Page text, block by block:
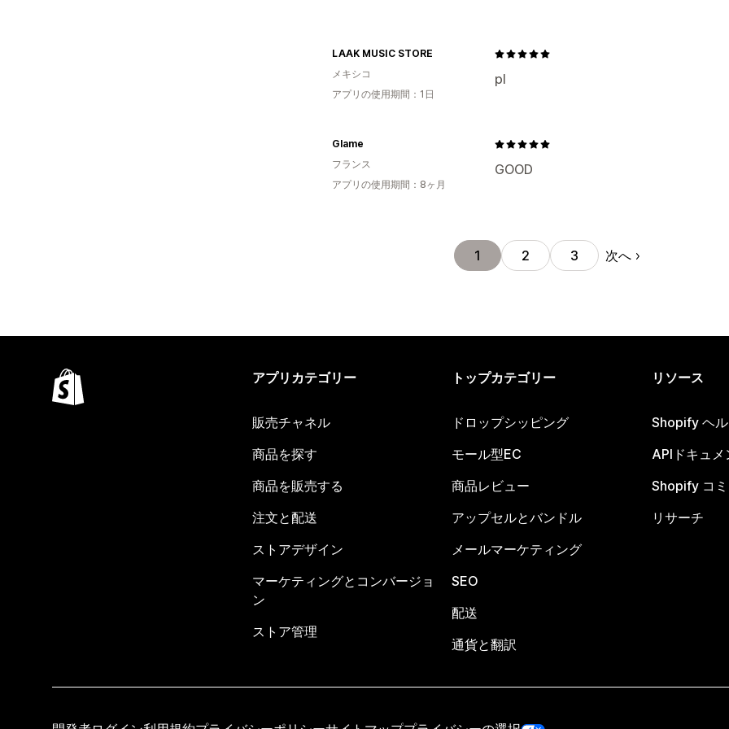
pl
LAAK MUSIC STORE
メキシコ
アプリの使用期間：1日
GOOD
Glame
フランス
アプリの使用期間：8ヶ月
1 2 3 次へ
アプリカテゴリー
販売チャネル
商品を探す
商品を販売する
注文と配送
ストアデザイン
マーケティングとコンバージョ
ン
ストア管理
トップカテゴリー
ドロップシッピング
モール型EC
商品レビュー
アップセルとバンドル
メールマーケティング
SEO
配送
通貨と翻訳
リソース
Shopify ヘ
APIドキュメ
Shopify コ
リサーチ